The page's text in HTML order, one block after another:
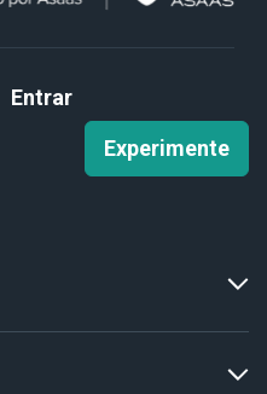
Entrar
Experimente